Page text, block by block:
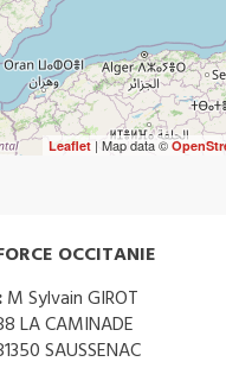
Leaflet| Map data ©
OCCITANIE
M Sylvain GIROT
LA CAMINADE
SAUSSENAC